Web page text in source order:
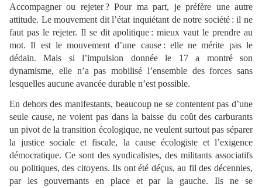
Accompagner ou rejeter ? Pour ma part, je préfère une autre
attitude. Le mouvement dit l’état inquiétant de notre société : il ne
faut pas le rejeter. Il se dit apolitique : mieux vaut le prendre au
mot. Il est le mouvement d’une cause : elle ne mérite pas le
dédain. Mais si l’impulsion donnée le 17 a montré son
dynamisme, elle n’a pas mobilisé l’ensemble des forces sans
lesquelles aucune avancée durable n’est possible.
En dehors des manifestants, beaucoup ne se contentent pas d’une
seule cause, ne voient pas dans la baisse du coût des carburants
un pivot de la transition écologique, ne veulent surtout pas séparer
la justice sociale et fiscale, la cause écologiste et l’exigence
démocratique. Ce sont des syndicalistes, des militants associatifs
ou politiques, des citoyens. Ils ont été déçus, au fil des décennies,
par les gouvernants en place et par la gauche. Ils ne se